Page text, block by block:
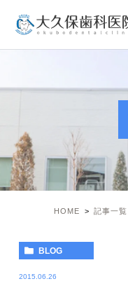
HOME 記事一覧
BLOG
2015.06.26